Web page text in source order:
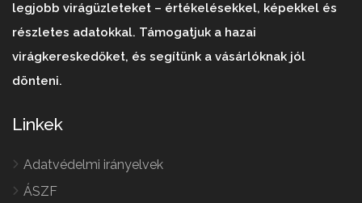
legjobb virágüzleteket – értékelésekkel, képekkel és
részletes adatokkal. Támogatjuk a hazai
virágkereskedőket, és segítünk a vásárlóknak jól
dönteni.
Linkek
Adatvédelmi irányelvek
ÁSZF